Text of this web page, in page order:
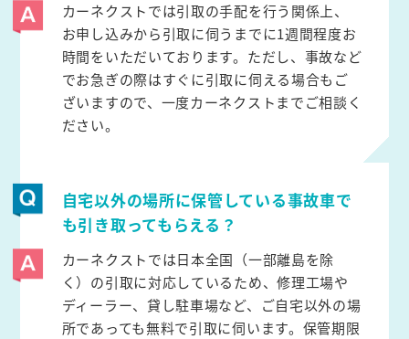
カーネクストでは引取の手配を行う関係上、
お申し込みから引取に伺うまでに1週間程度お
時間をいただいております。ただし、事故など
でお急ぎの際はすぐに引取に伺える場合もご
ざいますので、一度カーネクストまでご相談く
ださい。
自宅以外の場所に保管している事故車で
も引き取ってもらえる？
カーネクストでは日本全国（一部離島を除
く）の引取に対応しているため、修理工場や
ディーラー、貸し駐車場など、ご自宅以外の場
所であっても無料で引取に伺います。保管期限